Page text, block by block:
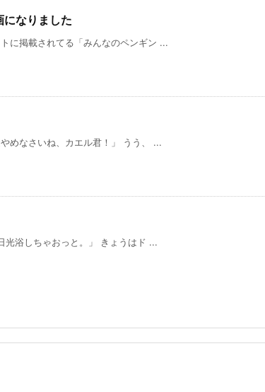
なりました
に掲載されてる「みんなのペンギン ...
めなさいね、カエル君！」 うう、 ...
光浴しちゃおっと。」 きょうはド ...